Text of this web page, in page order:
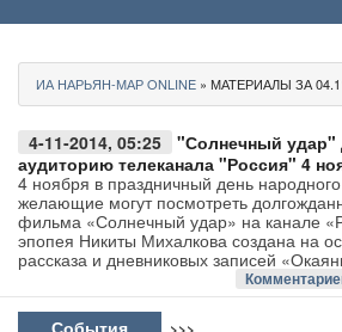
Политика
Бизнес
Общество
Культура
Медиа
ИА НАРЬЯН-МАР ONLINE » МАТЕРИАЛЫ ЗА
4-11-2014, 05:25
"Солнечный удар"
аудиторию телеканала "Россия" 4
4 ноября в праздничный день
желающие могут посмотреть
фильма «Солнечный удар» на канале
эпопея Никиты Михалкова создана на
рассказа и дневниковых записей